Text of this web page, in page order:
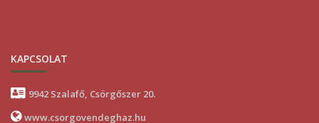
KAPCSOLAT
9942 Szalafő, Csörgőszer 20.
www.csorgovendeghaz.hu